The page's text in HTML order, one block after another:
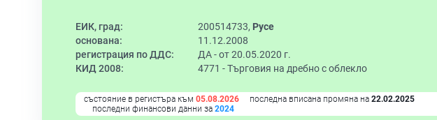
ЕИК, град: 200514733, Русе
основана:
11.12.2008
регистрация по ДДС:
ДА - от 20.05.2020 г.
КИД 2008:
4771 -Търговия на дребно с облекло
състояние в регистъра към 05.08.2026 последна вписана промяна на 22.02.2025
последни финансови данни за 2024